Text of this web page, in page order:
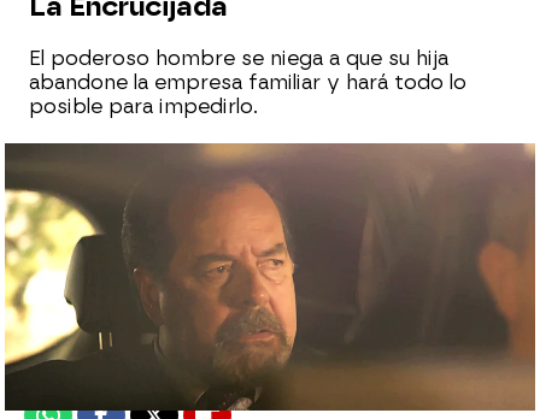
La Encrucijada
El poderoso hombre se niega a que su hija
abandone la empresa familiar y hará todo lo
posible para impedirlo.
Eire García Arbaizar
Publicado: 10 de julio de 2025, 11:23